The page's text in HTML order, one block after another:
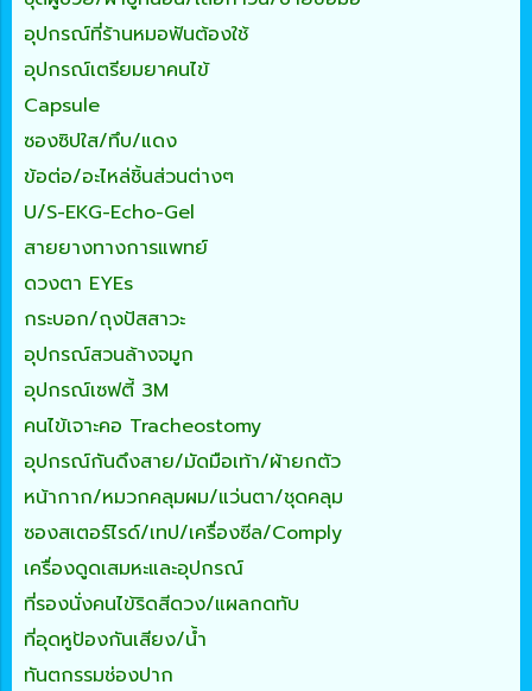
อุปกรณ์ที่ร้านหมอฟันต้องใช้
อุปกรณ์เตรียมยาคนไข้
Capsule
ซองซิปใส/ทึบ/แดง
ข้อต่อ/อะไหล่ชิ้นส่วนต่างๆ
U/S-EKG-Echo-Gel
สายยางทางการแพทย์
ดวงตา EYEs
กระบอก/ถุงปัสสาวะ
อุปกรณ์สวนล้างจมูก
อุปกรณ์เซฟตี้ 3M
คนไข้เจาะคอ Tracheostomy
อุปกรณ์กันดึงสาย/มัดมือเท้า/ผ้ายกตัว
หน้ากาก/หมวกคลุมผม/แว่นตา/ชุดคลุม
ซองสเตอร์ไรด์/เทป/เครื่องซีล/Comply
เครื่องดูดเสมหะและอุปกรณ์
ที่รองนั่งคนไข้ริดสีดวง/แผลกดทับ
ที่อุดหูป้องกันเสียง/น้ำ
ทันตกรรมช่องปาก